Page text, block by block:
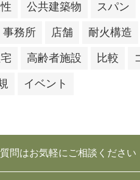
公共建築物 スパン
事務所 店舗 耐火構造
高齢者施設 比較
イベント
問はお気軽にご相談ください